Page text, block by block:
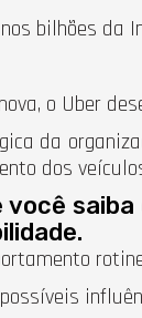
bilhões da
o Uber
da
dos
você